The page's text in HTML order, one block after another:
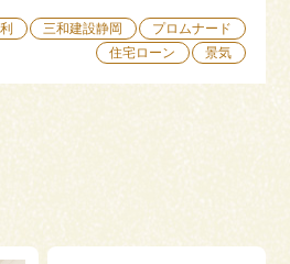
3838
／平日9:00 - 18:00
問い合わせ 資料請求
三和建設静岡
プロムナード
住宅ローン
景気